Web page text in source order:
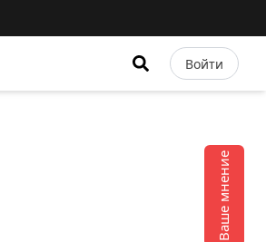
Войти
Ваше мнение